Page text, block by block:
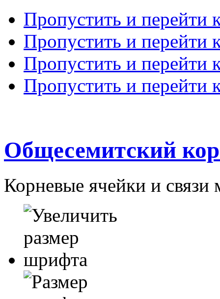
Пропустить и перейти
Пропустить и перейти
Пропустить и перейти
Пропустить и перейти
Общесемитский
Корневые ячейки и